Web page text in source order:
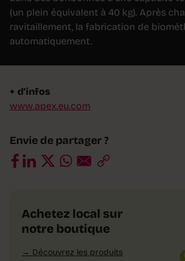
(un plein équivalent à 40 kg). Après
ravitaillement, la fabrication de
automatiquement.
+ d’infos
www.apex.eu.com
Envie de partager ?
Achetez local sur
notre boutique
Découvrez les produits